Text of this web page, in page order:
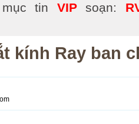
tin VIP soạn:
kính Ray ban